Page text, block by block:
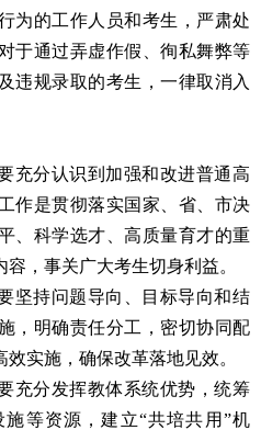
为的工作人员和考生，严肃处
于通过弄虚作假、徇私舞弊等
违规录取的考生，一律取消入
充分认识到加强和改进普通高
作是贯彻落实国家、省、市决
、科学选才、高质量育才的重
，事关广大考生切身利益。
坚持问题导向、目标导向和结
，明确责任分工，密切协同配
实施，确保改革落地见效。
充分发挥教体系统优势，统筹
等资源，建立“共培共用”机